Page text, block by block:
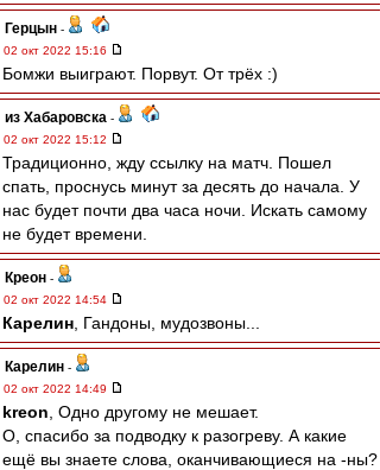
Герцын -
02 окт 2022 15:16
Бомжи выиграют. Порвут. От трёх :)
из Хабаровска -
02 окт 2022 15:12
Традиционно, жду ссылку на матч. Пошел
спать, проснусь минут за десять до начала. У
нас будет почти два часа ночи. Искать самому
не будет времени.
Креон -
02 окт 2022 14:54
Карелин , Гандоны, мудозвоны...
Карелин -
02 окт 2022 14:49
kreon , Одно другому не мешает.
О, спасибо за подводку к разогреву. А какие
ещё вы знаете слова, оканчивающиеся на -ны?